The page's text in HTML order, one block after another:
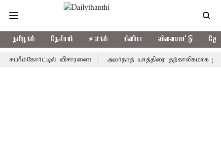
தமிழகம் தேசியம் உலகம் சினிமா விளையாட்டு
விசாரணை அமர்நாத் யாத்திரை தற்காலிகமாக நிறுத்தம்